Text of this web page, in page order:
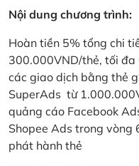
Nội dung chương trình:
Hoàn tiền 5% tổng chi
300.000VND/thẻ, tối
các giao dịch bằng thẻ
SuperAds từ
quảng cáo Facebook
Shopee Ads trong vòng
phát hành thẻ